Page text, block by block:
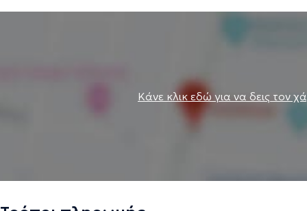
Κάνε κλικ εδώ για να δεις τον